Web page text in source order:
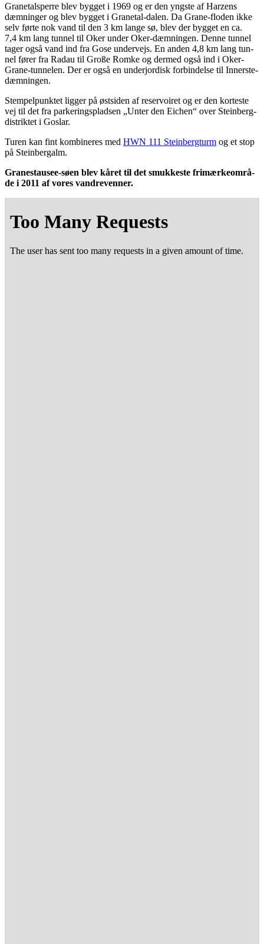
Gra­ne­tals­per­re blev byg­get i 1969 og er den yng­ste af Harzens
dæm­nin­ger og blev byg­get i Gra­ne­tal-dalen. Da Gra­ne-flo­den ikke
selv før­te nok vand til den 3 km lan­ge sø, blev der byg­get en ca.
7,4 km lang tun­nel til Oker under Oker-dæm­nin­gen. Den­ne tun­nel
tager også vand ind fra Gose under­vejs. En anden 4,8 km lang tun­
nel fører fra Radau til Große Rom­ke og der­med også ind i Oker-
Gra­ne-tun­ne­len. Der er også en underjor­disk for­bin­del­se til Innerste-
dæmningen.
Stem­pel­punk­tet lig­ger på øst­si­den af reser­voi­ret og er den kor­te­ste
vej til det fra par­ke­rings­plad­sen „Unter den Eichen“ over Ste­in­berg-
distrik­tet i Goslar.
Turen kan fint kom­bi­ne­res med HWN 111 Ste­in­berg­turm og et stop
på Steinbergalm.
Gra­ne­stau­see-søen blev kåret til det smuk­ke­ste fri­mær­ke­om­rå­
de i 2011 af vores vandrevenner.